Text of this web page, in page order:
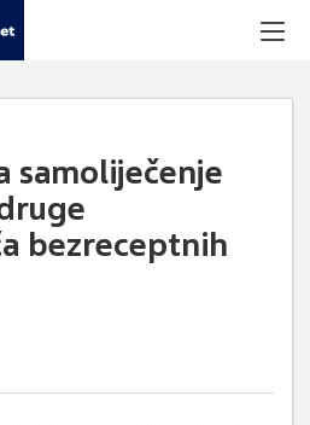
samoliječenje
bezreceptnih